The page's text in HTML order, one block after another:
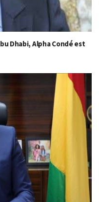
Dhabi, Alpha Condé est